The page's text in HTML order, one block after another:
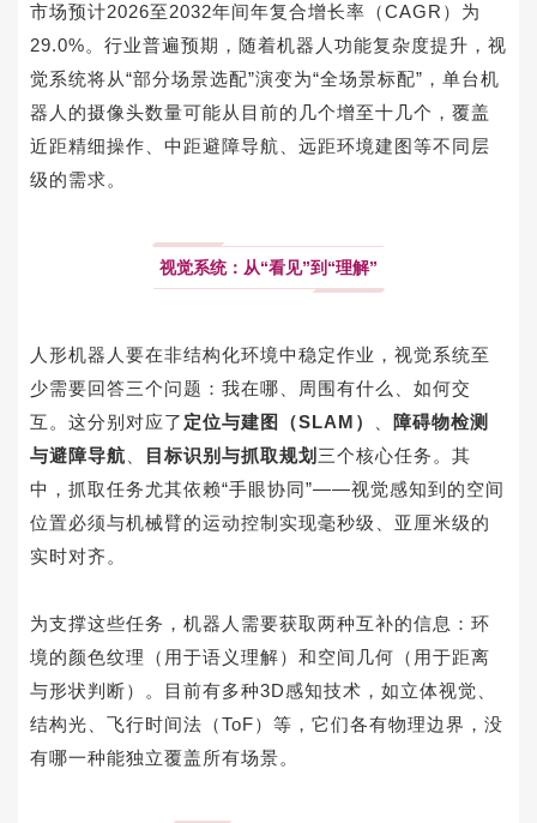
市场预计2026至2032年间年复合增长率（CAGR ）为
29.0%。行业普遍预期，随着机器人功能复杂度提升，视
觉系统将从“部分场景选配”演变为“全场景标配”，单台机
器人的摄像头数量可能从目前的几个增至十几个，覆盖
近距精细操作、中距避障导航、远距环境建图等不同层
级的需求。
视觉系统：从“看见”到“理解”
人形机器人要在非结构化环境中稳定作业，视觉系统至
少需要回答三个问题：我在哪、周围有什么、如何交
互。这分别对应了 定位与建图（SLAM ）
障碍物检测
与避障导航
目标识别与抓取规划 三个核心任务。其
中，抓取任务尤其依赖“手眼协同”——视觉感知到的空间
位置必须与机械臂的运动控制实现毫秒级、亚厘米级的
实时对齐。
为支撑这些任务，机器人需要获取两种互补的信息：环
境的颜色纹理（用于语义理解）和空间几何（用于距离
与形状判断）。目前有多种3D感知技术，如立体视觉、
结构光、飞行时间法（ToF）等，它们各有物理边界，没
有哪一种能独立覆盖所有场景。